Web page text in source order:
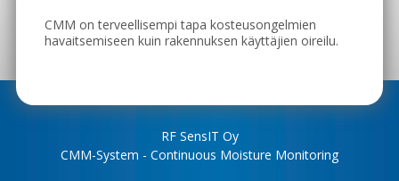
CMM on terveellisempi tapa kosteusongelmien
havaitsemiseen kuin rakennuksen käyttäjien oireilu.
RF SensIT Oy
CMM-System - Continuous Moisture Monitoring